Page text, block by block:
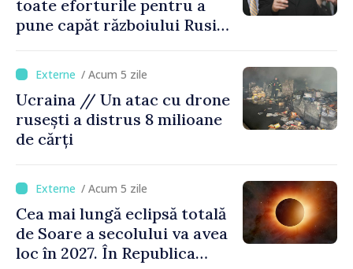
toate eforturile pentru a
pune capăt războiului Rusiei
/ Acum 5 zile
Ucraina // Un atac cu drone
rusești a distrus 8 milioane
de cărți
/ Acum 5 zile
Cea mai lungă eclipsă totală
de Soare a secolului va avea
loc în 2027. În Republica